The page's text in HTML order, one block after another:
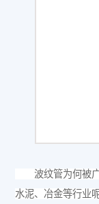
波纹管为何被广
水泥、冶金等行业